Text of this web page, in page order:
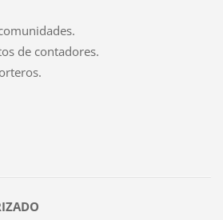
de contadores.
videoporteros.